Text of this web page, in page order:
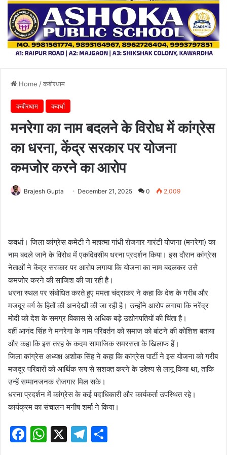
Home /कबीरधाम
कबीरधाम कवर्धा
मनरेगा का नाम बदलने के विरोध में कांग्रेस
का धरना, केंद्र सरकार पर योजना
कमजोर करने का आरोप
Brajesh Gupta December 21, 2025 0 2,009
कवर्धा। जिला कांग्रेस कमेटी ने महात्मा गांधी रोजगार गारंटी योजना (मनरेगा) का
नाम बदले जाने के विरोध में एकदिवसीय धरना प्रदर्शन किया। इस दौरान कांग्रेस
नेताओं ने केंद्र सरकार पर आरोप लगाया कि योजना का नाम बदलकर उसे
कमजोर करने की साजिश की जा रही है।
धरना स्थल पर संबोधित करते हुए ममता चंद्राकर ने कहा कि देश के गरीब और
मजदूर वर्ग के हितों की अनदेखी की जा रही है। उन्होंने आरोप लगाया कि नरेंद्र
मोदी को देश के समग्र विकास से अधिक बड़े उद्योगपतियों की चिंता है।
वहीं आनंद सिंह ने मनरेगा के नाम परिवर्तन को समाज को बांटने की कोशिश बताया
और कहा कि इस तरह के कदम सामाजिक समरसता के खिलाफ हैं।
जिला कांग्रेस अध्यक्ष अशोक सिंह ने कहा कि कांग्रेस पार्टी ने इस योजना को गरीब
मजदूर परिवारों को आर्थिक रूप से सशक्त करने के उद्देश्य से लागू किया था, ताकि
उन्हें सम्मानजनक रोजगार मिल सके।
धरना प्रदर्शन में कांग्रेस के कई पदाधिकारी और कार्यकर्ता उपस्थित रहे।
कार्यक्रम का संचालन मनीष शर्मा ने किया।
F
W X
T